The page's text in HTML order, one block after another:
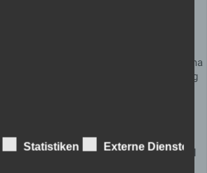
unsere Aufgabe in der
Fähigkeiten für Bewältigungsstrategien
einschlägige Ausbildungen zum Thema
wurden dazu von uns für unseren Blog
in der Arbeit mit Menschen
im Autismus Spektrum sehr klar und
Statistiken Externe Dienste